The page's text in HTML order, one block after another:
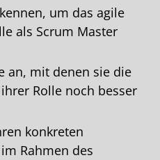
um das agile
als Scrum Master
an, mit denen sie die
Rolle noch besser
konkreten
Rahmen des